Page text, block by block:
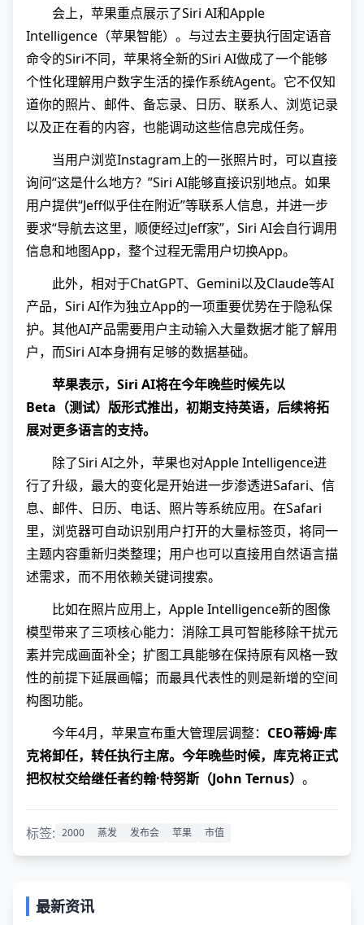
会上，苹果重点展示了Siri AI和Apple
Intelligence（苹果智能）。与过去主要执行固定语音
命令的Siri不同，苹果将全新的Siri AI做成了一个能够
个性化理解用户数字生活的操作系统Agent。它不仅知
道你的照片、邮件、备忘录、日历、联系人、浏览记录
以及正在看的内容，也能调动这些信息完成任务。
当用户浏览Instagram上的一张照片时，可以直接
询问“这是什么地方？”Siri AI能够直接识别地点。如果
用户提供“Jeff似乎住在附近”等联系人信息，并进一步
要求“导航去这里，顺便经过Jeff家”，Siri AI会自行调用
信息和地图App，整个过程无需用户切换App。
此外，相对于ChatGPT、Gemini以及Claude等AI
产品，Siri AI作为独立App的一项重要优势在于隐私保
护。其他AI产品需要用户主动输入大量数据才能了解用
户，而Siri AI本身拥有足够的数据基础。
苹果表示，Siri AI将在今年晚些时候先以
Beta（测试）版形式推出，初期支持英语，后续将拓
展对更多语言的支持。
除了Siri AI之外，苹果也对Apple Intelligence进
行了升级，最大的变化是开始进一步渗透进Safari、信
息、邮件、日历、电话、照片等系统应用。在Safari
里，浏览器可自动识别用户打开的大量标签页，将同一
主题内容重新归类整理；用户也可以直接用自然语言描
述需求，而不用依赖关键词搜索。
比如在照片应用上，Apple Intelligence新的图像
模型带来了三项核心能力：消除工具可智能移除干扰元
素并完成画面补全；扩图工具能够在保持原有风格一致
性的前提下延展画幅；而最具代表性的则是新增的空间
构图功能。
今年4月，苹果宣布重大管理层调整： CEO蒂姆·库
克将卸任，转任执行主席。今年晚些时候，库克将正式
把权杖交给继任者约翰·特努斯（John Ternus） 。
标签: 2000 蒸发 发布会 苹果 市值
最新资讯